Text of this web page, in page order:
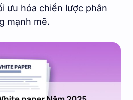
ưu hóa chiến lược phân
mạnh mẽ.